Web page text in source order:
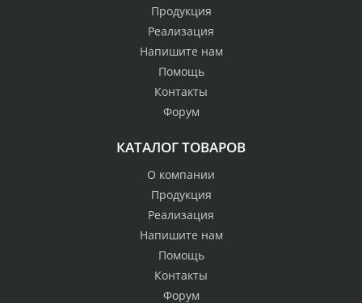
Продукция
Реализация
Напишите нам
Помощь
Контакты
Форум
КАТАЛОГ ТОВАРОВ
О компании
Продукция
Реализация
Напишите нам
Помощь
Контакты
Форум